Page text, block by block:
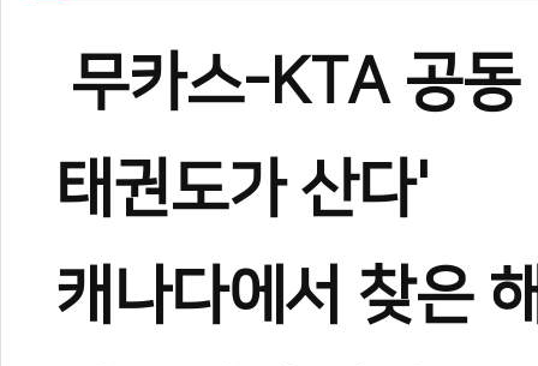
무카스-KTA 공
태권도가 산다'
캐나다에서 찾은